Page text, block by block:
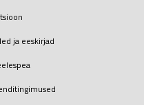
ja eeskirjad